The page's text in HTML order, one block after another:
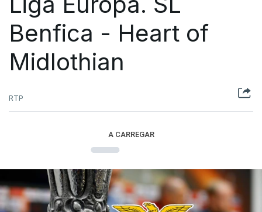
Benfica - Heart of
Midlothian
RTP
A CARREGAR